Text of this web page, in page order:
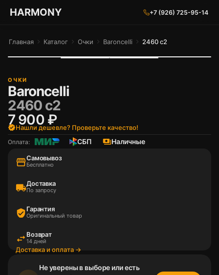
ГАРМОНИЯ ГЛАЗ
HARMONY +7 (926) 725-95-14
Главная chevron_right Каталог chevron_right Очки chevron_right Baroncelli chevron_right 2460 с2
ОЧКИ
Baroncelli
2460 с2
7 900 ₽
verifiedНашли дешевле? Проверьте качество!
Оплата: СБП paymentsНаличные
storefrontСамовывоз
Бесплатно
local_shippingДоставка
По запросу
verified_userГарантия
Оригинальный товар
swap_horiz Возврат
14 дней
Доставка и оплата →
Не уверены в выборе или есть